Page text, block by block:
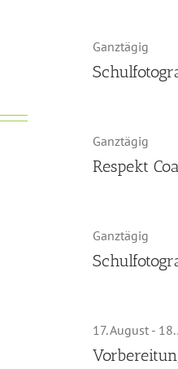
Ganztägig
Ganztägig
Respekt
Ganztägig
17. August-